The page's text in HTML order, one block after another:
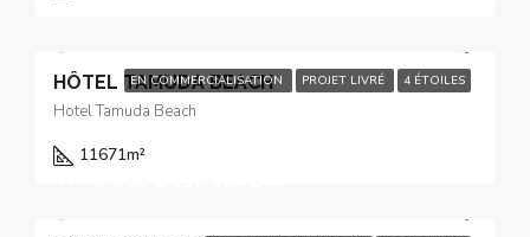
EN COMMERCIALISATION PROJET LIVRÉ 4 ÉTOILES
HÔTEL TAMUDA BEACH
Hotel Tamuda Beach
11671m²